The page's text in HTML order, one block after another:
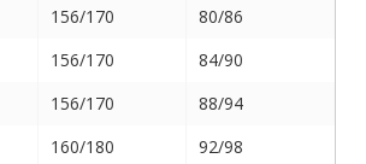
156/170
80/86
156/170
84/90
156/170
88/94
160/180
92/98